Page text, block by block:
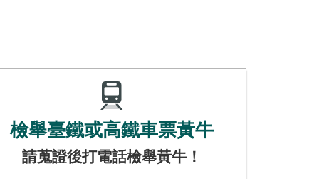
檢舉臺鐵或高鐵車票黃牛
請蒐證後打電話檢舉黃牛！